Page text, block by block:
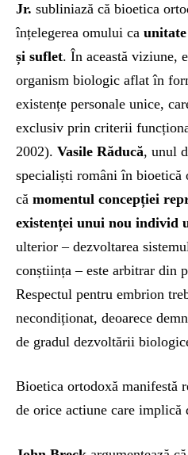
Jr. subliniază că bioetica
înțelegerea omului ca
și suflet. În această viziune,
organism biologic aflat în
existențe personale unice,
exclusiv prin criterii
2002). Vasile Răducă, unul
specialiști români în bioetică
că momentul concepției
existenței unui nou individ
ulterior – dezvoltarea
conștiința – este arbitrar din
Respectul pentru embrion
necondiționat, deoarece
de gradul dezvoltării
Bioetica ortodoxă manifestă
de orice actiune care implică